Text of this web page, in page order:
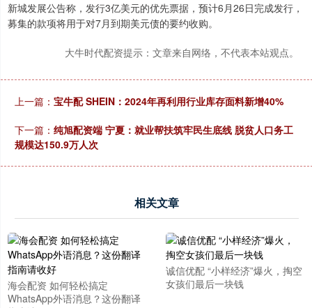
新城发展公告称，发行3亿美元的优先票据，预计6月26日完成发行，
募集的款项将用于对7月到期美元债的要约收购。
大牛时代配资提示：文章来自网络，不代表本站观点。
上一篇： 宝牛配 SHEIN：2024年再利用行业库存面料新增40%
下一篇： 纯旭配资端 宁夏：就业帮扶筑牢民生底线 脱贫人口务工
规模达150.9万人次
相关文章
海会配资 如何轻松搞定
WhatsApp外语消息？这份翻译
诚信优配 “小样经济”爆火，掏空
女孩们最后一块钱